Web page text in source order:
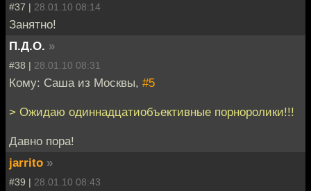
#37 | 28.01.10 08:14
Занятно!
П.Д.О. »
#38 | 28.01.10 08:31
Кому: Саша из Москвы, #5
> Ожидаю одиннадцатиобъективные порноролики!!!
Давно пора!
jarrito »
#39 | 28.01.10 08:43